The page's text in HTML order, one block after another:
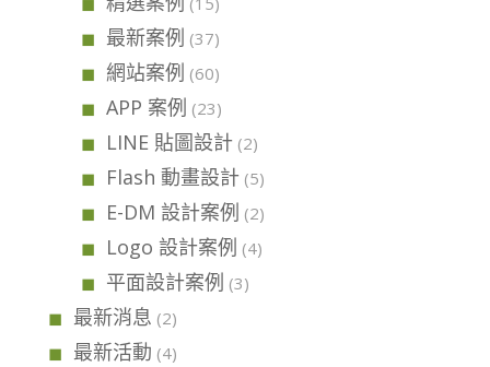
最新案例 (37)
網站案例 (60)
APP 案例 (23)
LINE 貼圖設計(2)
Flash 動畫設計(5)
E-DM 設計案例 (2)
Logo 設計案例 (4)
平面設計案例 (3)
最新消息 (2)
最新活動 (4)